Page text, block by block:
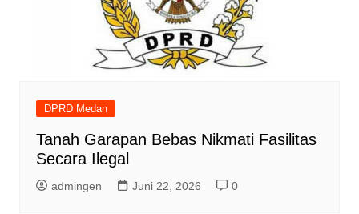
DPRD Medan
Tanah Garapan Bebas Nikmati Fasilitas
Secara Ilegal
admingen Juni 22, 2026 0